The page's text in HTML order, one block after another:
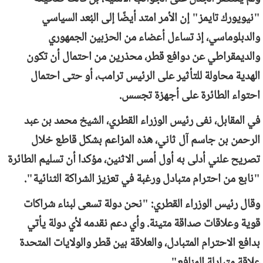
"نيويورك تايمز" إن الأمر امتد أيضًا إلى البُعد السياسي
والدبلوماسي، إذ تساءل أعضاء من الحزبين الجمهوري
والديمقراطي عن دوافع قطر، محذرين من احتمال أن تكون
الهدية محاولة للتأثير على الرئيس ترامب، أو حتى احتمال
احتواء الطائرة على أجهزة تجسس.
في المقابل، نفى رئيس الوزراء القطري، الشيخ محمد بن عبد
الرحمن بن جاسم آل ثاني، هذه المزاعم بشكل قاطع خلال
تصريح علني أدلى به أول أمس الاثنين، مؤكدا أن تسليم الطائرة
"نابع من احترام متبادل ورغبة في تعزيز الشراكة الثنائية".
وقال رئيس الوزراء القطري: "نحن دولة تسعى لبناء شراكات
قوية وعلاقات صداقة متينة. وأي دعم نقدمه لأي دولة يأتي
بدافع الاحترام المتبادل، والعلاقة بين قطر والولايات المتحدة